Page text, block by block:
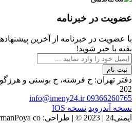
عضویت در خبرنامه
با عضویت در خبرنامه از آخرین
بقیه با خبر شوید!
ثبت نام
دفتر تهران: خ فرشته، خ بوسنی و
202
09366260765
info@imeny24.ir
نسخه آندروید نسخه IOS
ایمنی24 | 2023 ©️ | طراحی: ArmanPoya co